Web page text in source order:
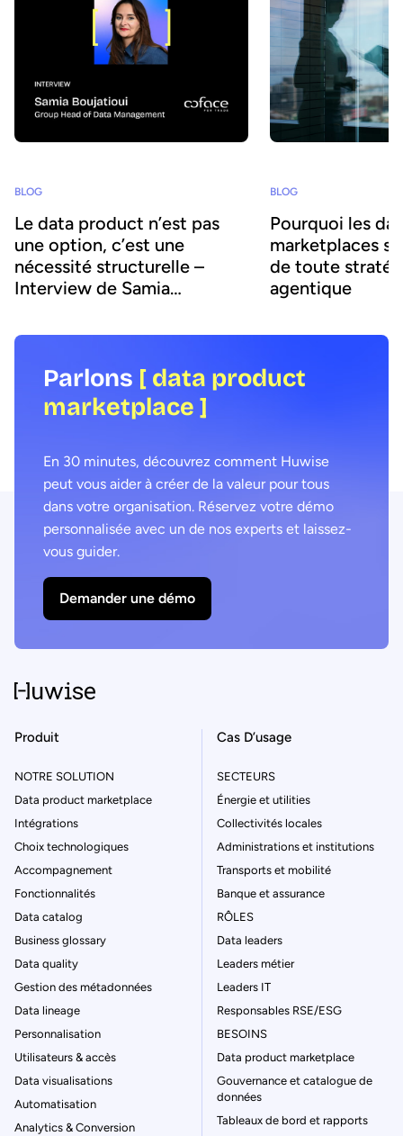
BLOG
Le data product n’est pas
une option, c’est une
nécessité structurelle –
Interview de Samia
BLOG
Pourquoi les
marketplaces
de toute
agentique
Parlons [ data product
marketplace ]
En 30 minutes, découvrez comment Huwise
peut vous aider à créer de la valeur pour tous
dans votre organisation. Réservez votre démo
personnalisée avec un de nos experts et laissez-
vous guider.
Demander une démo
Produit
NOTRE SOLUTION
Data product marketplace
Intégrations
Choix technologiques
Accompagnement
Fonctionnalités
Data catalog
Business glossary
Data quality
Gestion des métadonnées
Data lineage
Personnalisation
Utilisateurs & accès
Data visualisations
Automatisation
Analytics & Conversion
Cas D’usage
SECTEURS
Énergie et utilities
Collectivités locales
Administrations et institutions
Transports et mobilité
Banque et assurance
RÔLES
Data leaders
Leaders métier
Leaders IT
Responsables RSE/ESG
BESOINS
Data product marketplace
Gouvernance et catalogue de
données
Tableaux de bord et rapports